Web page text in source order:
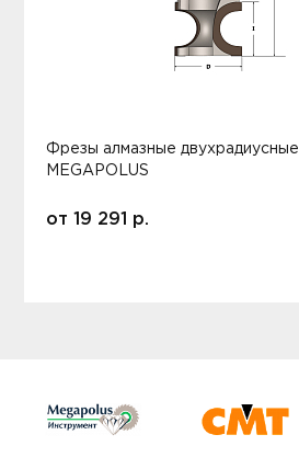
Фрезы алмазные двухрадиусные
MEGAPOLUS
от 19 291 р.